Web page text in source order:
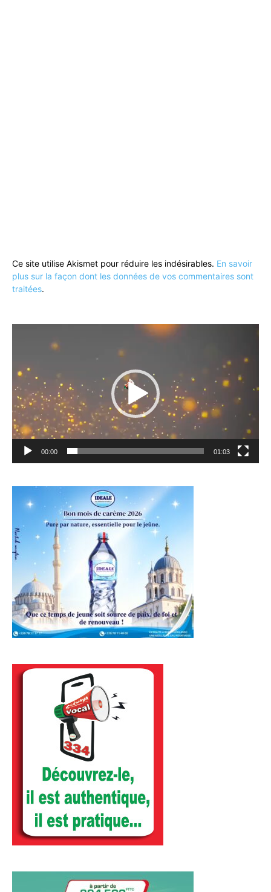
Ce site utilise Akismet pour réduire les indésirables. En savoir
plus sur la façon dont les données de vos commentaires sont
traitées.
00:00 01:03